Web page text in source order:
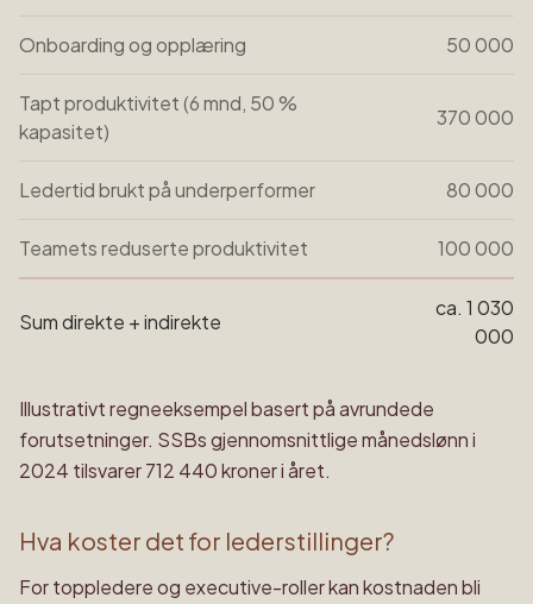
Onboarding og opplæring 50 000
Tapt produktivitet (6 mnd, 50 %
kapasitet)
370 000
Ledertid brukt på underperformer 80 000
Teamets reduserte produktivitet 100 000
Sum direkte + indirekte
ca. 1 030
000
Illustrativt regneeksempel basert på avrundede
forutsetninger. SSBs gjennomsnittlige månedslønn i
2024 tilsvarer 712 440 kroner i året.
Hva koster det for lederstillinger?
For toppledere og executive-roller kan kostnaden bli